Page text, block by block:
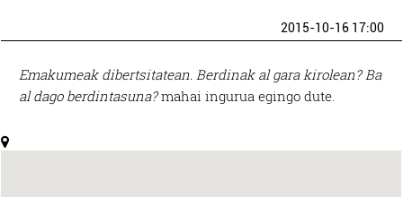
2015-10-16 17:00
Emakumeak dibertsitatean. Berdinak al gara kirolean? Ba
al dago berdintasuna?mahai ingurua egingo dute.